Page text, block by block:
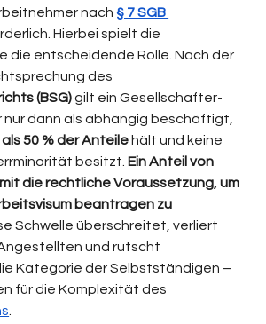
nach § 7 SGB
Hierbei spielt die
die entscheidende Rolle. Nach der
des
(BSG) gilt ein Gesellschafter-
dann als abhängig beschäftigt,
50 % der Anteile hält und keine
besitzt. Ein Anteil von
die rechtliche Voraussetzung, um
beantragen zu
Schwelle überschreitet, verliert
und rutscht
Kategorie der Selbstständigen –
für die Komplexität des